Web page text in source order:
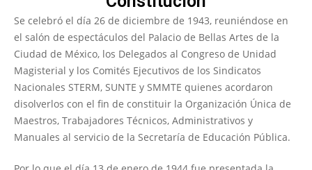
Se celebró el día 26 de diciembre de 1943, reuniéndose en
el salón de espectáculos del Palacio de Bellas Artes de la
Ciudad de México, los Delegados al Congreso de Unidad
Magisterial y los Comités Ejecutivos de los Sindicatos
Nacionales STERM, SUNTE y SMMTE quienes acordaron
disolverlos con el fin de constituir la Organización Única de
Maestros, Trabajadores Técnicos, Administrativos y
Manuales al servicio de la Secretaría de Educación Pública.